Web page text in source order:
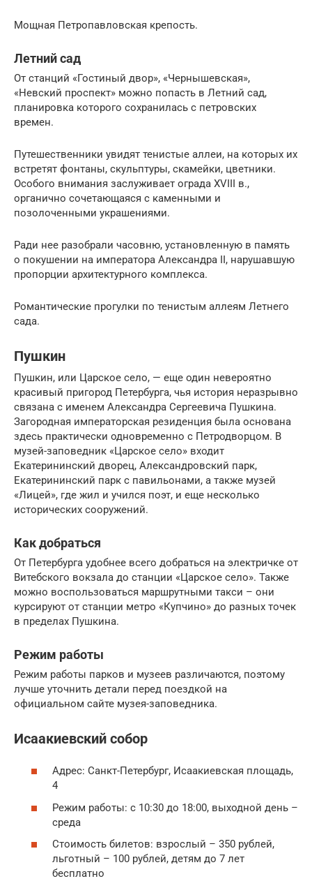
Мощная Петропавловская крепость.
Летний сад
От станций «Гостиный двор», «Чернышевская»,
«Невский проспект» можно попасть в Летний сад,
планировка которого сохранилась с петровских
времен.
Путешественники увидят тенистые аллеи, на которых их
встретят фонтаны, скульптуры, скамейки, цветники.
Особого внимания заслуживает ограда XVIII в.,
органично сочетающаяся с каменными и
позолоченными украшениями.
Ради нее разобрали часовню, установленную в память
о покушении на императора Александра II, нарушавшую
пропорции архитектурного комплекса.
Романтические прогулки по тенистым аллеям Летнего
сада.
Пушкин
Пушкин, или Царское село, — еще один невероятно
красивый пригород Петербурга, чья история неразрывно
связана с именем Александра Сергеевича Пушкина.
Загородная императорская резиденция была основана
здесь практически одновременно с Петродворцом. В
музей-заповедник «Царское село» входит
Екатерининский дворец, Александровский парк,
Екатерининский парк с павильонами, а также музей
«Лицей», где жил и учился поэт, и еще несколько
исторических сооружений.
Как добраться
От Петербурга удобнее всего добраться на электричке от
Витебского вокзала до станции «Царское село». Также
можно воспользоваться маршрутными такси – они
курсируют от станции метро «Купчино» до разных точек
в пределах Пушкина.
Режим работы
Режим работы парков и музеев различаются, поэтому
лучше уточнить детали перед поездкой на
официальном сайте музея-заповедника.
Исаакиевский собор
Адрес: Санкт-Петербург, Исаакиевская площадь,
4
Режим работы: с 10:30 до 18:00, выходной день –
среда
Стоимость билетов: взрослый – 350 рублей,
льготный – 100 рублей, детям до 7 лет
бесплатно